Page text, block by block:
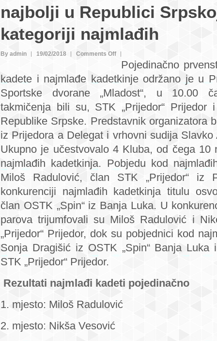
najbolji u Republici
kategoriji najmlađih
By admin 19/02/2018 Comments Offon
Miloš
Radulović
Dragišić
najbolji
u
Republici
Srpskoj
kategoriji
najmlađih
Pojedinačno
kadete i najmlađe kadetkinje održano je u
Sportske dvorane „Mladost“, u 10.00
takmičenja bili su, STK „Prijedor“ Prijedor
Republike Srpske. Predstavnik organizatora
iz Prijedora a Delegat i vrhovni sudija
Ukupno je učestvovalo 4 Kluba, od čega 10
najmlađih kadetkinja. Pobjedu kod
Miloš Radulović, član STK „Prijedor“ iz
konkurenciji najmlađih kadetkinja titulu
član OSTK „Spin“ iz Banja Luka. U
parova trijumfovali su Miloš Radulović i
„Prijedor“ Prijedor, dok su pobjednici kod
Sonja Dragišić iz OSTK „Spin“ Banja Luka
STK „Prijedor“ Prijedor.
Rezultati najmlađi kadeti pojedinačno
1. mjesto: Miloš Radulović
2. mjesto: Nikša Vesović